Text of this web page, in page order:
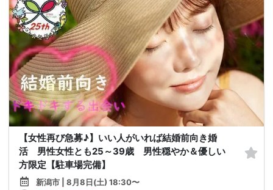
【女性再び急募♪】いい人がいれば結婚前向き婚
活 男性女性とも25～39歳 男性穏やか＆優しい
方限定【駐車場完備】
新潟市 | 8月8日(土) 18:30〜